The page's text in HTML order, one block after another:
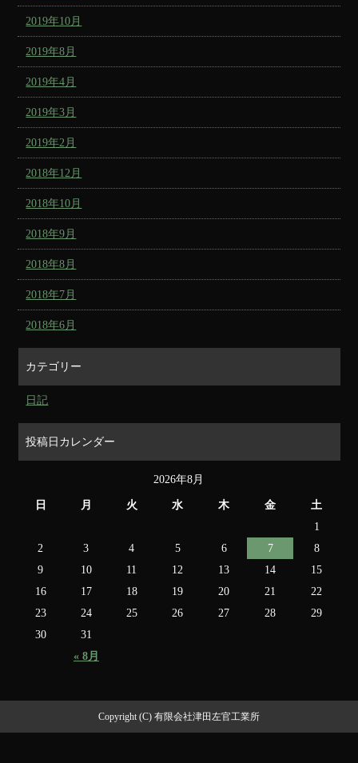
2019年10月
2019年8月
2019年4月
2019年3月
2019年2月
2018年12月
2018年10月
2018年9月
2018年8月
2018年7月
2018年6月
カテゴリー
日記
投稿日カレンダー
2026年8月
日 月 火 水 木 金 土
« 8月
1
2
3 4 5 6 7
8
9
10 11 12 13 14
15
16
17 18 19 20 21
22
23
24 25 26 27 28
29
30
31
Copyright (C) 有限会社津田左官工業所